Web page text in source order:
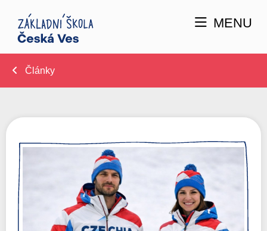
MENU
Články